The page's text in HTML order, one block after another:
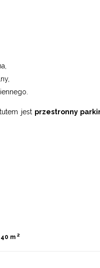
jest przestronny
40 m 2